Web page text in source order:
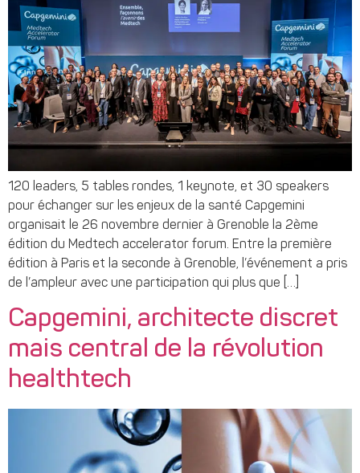
120 leaders, 5 tables rondes, 1 keynote, et 30 speakers
pour échanger sur les enjeux de la santé Capgemini
organisait le 26 novembre dernier à Grenoble la 2ème
édition du Medtech accelerator forum. Entre la première
édition à Paris et la seconde à Grenoble, l’événement a pris
de l’ampleur avec une participation qui plus que […]
Capgemini, architecte discret
mais central de la révolution
healthtech